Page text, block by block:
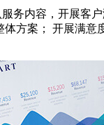
务内容，开展客
方案； 开展满